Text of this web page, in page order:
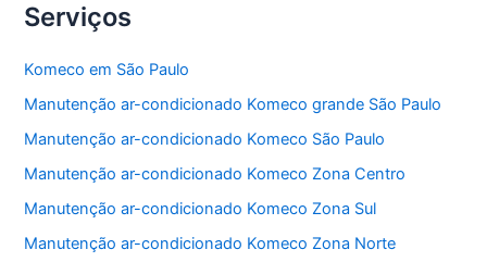
c
e
b
o
o
k
itt
er s
A
p
p
Serviços
Komeco em São Paulo
Manutenção ar-condicionado Komeco grande São Paulo
Manutenção ar-condicionado Komeco São Paulo
Manutenção ar-condicionado Komeco Zona Centro
Manutenção ar-condicionado Komeco Zona Sul
Manutenção ar-condicionado Komeco Zona Norte